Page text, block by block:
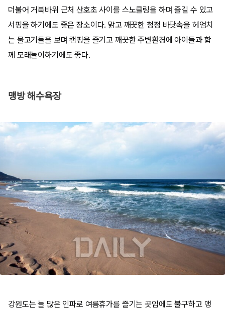
더불어 거북바위 근처 산호초 사이를 스노클링을 하며 즐길 수 있고
서핑을 하기에도 좋은 장소이다. 맑고 깨끗한 청정 바닷속을 헤엄치
는 물고기들을 보며 캠핑을 즐기고 깨끗한 주변환경에 아이들과 함
께 모래놀이하기에도 좋다.
맹방 해수욕장
강원도는 늘 많은 인파로 여름휴가를 즐기는 곳임에도 불구하고 맹